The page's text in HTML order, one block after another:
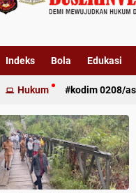
Indeks Bola Edukasi
Hukum kodim 0208/